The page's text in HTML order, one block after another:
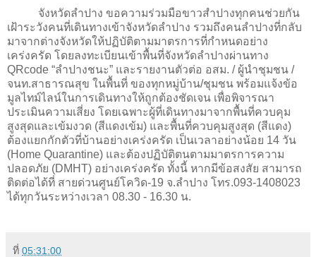
จังหวัดลำปาง ขอความร่วมมือขาวสำปางทุกคนช่วยกัน
เฝ้าระวังคนที่เดินทางเข้าจังหวัดลำปาง รวมถึงคนลำปางที่กลับ
มาจากต่างจังหวัดให้ปฏิบัติตามมาตรการที่กำหนดอย่าง
เคร่งครัด โดยลงทะเบียนเข้าพื้นที่จังหวัดลำปางผ่านทาง
QRcode “ลำปางชนะ” และรายงานตัวต่อ อสม. / ผู้นำชุมชน /
จนท.สาธารณสุข ในพื้นที่ ของทุกหมู่บ้าน/ชุมชน พร้อมแจ้งข้อ
มูลไทม์ไลน์ในการเดินทางให้ถูกต้องชัดเจน เพื่อพิจารณา
ประเมินความเสี่ยง โดยเฉพาะผู้ที่เดินทางมาจากพื้นที่ควบคุม
สูงสุดและเข้มงวด (สีแดงเข้ม) และพื้นที่ควบคุมสูงสุด (สีแดง)
ต้องแยกกักตัวที่บ้านอย่างเคร่งครัด เป็นเวลาอย่างน้อย 14 วัน
(Home Quarantine) และต้องปฏิบัติตนตามมาตรการความ
ปลอดภัย (DMHT) อย่างเคร่งครัด ทั้งนี้ หากมีข้อสงสัย สามารถ
ติดต่อได้ที่ สายด่วนศูนย์โควิด-19 จ.ลำปาง โทร.093-1408023
ได้ทุกวันระหว่างเวลา 08.30 - 16.30 น.
ที่ 05:31:00